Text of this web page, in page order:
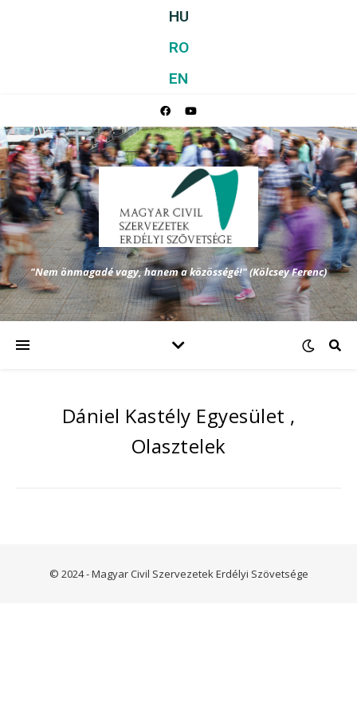
HU
RO
EN
"Nem önmagadé vagy, hanem a közösségé!" (Kölcsey Ferenc)
Dániel Kastély Egyesület ,
Olasztelek
© 2024 - Magyar Civil Szervezetek Erdélyi Szövetsége